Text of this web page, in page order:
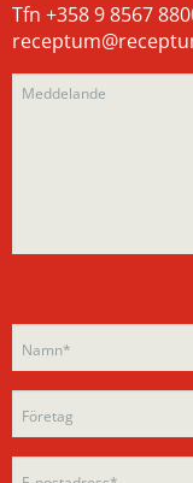
Tfn +358 9 8567
leave
this
empty.
Please
leave
this
field
empty.